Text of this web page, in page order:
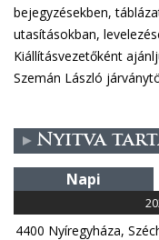
bejegyzésekben,
utasításokban,
Kiállításvezetőként
Szemán László
Nyitva
Napi
4400 Nyíregyháza,